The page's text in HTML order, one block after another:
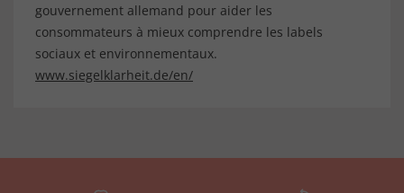
gouvernement allemand pour aider les
consommateurs à mieux comprendre les labels
sociaux et environnementaux.
www.siegelklarheit.de/en/